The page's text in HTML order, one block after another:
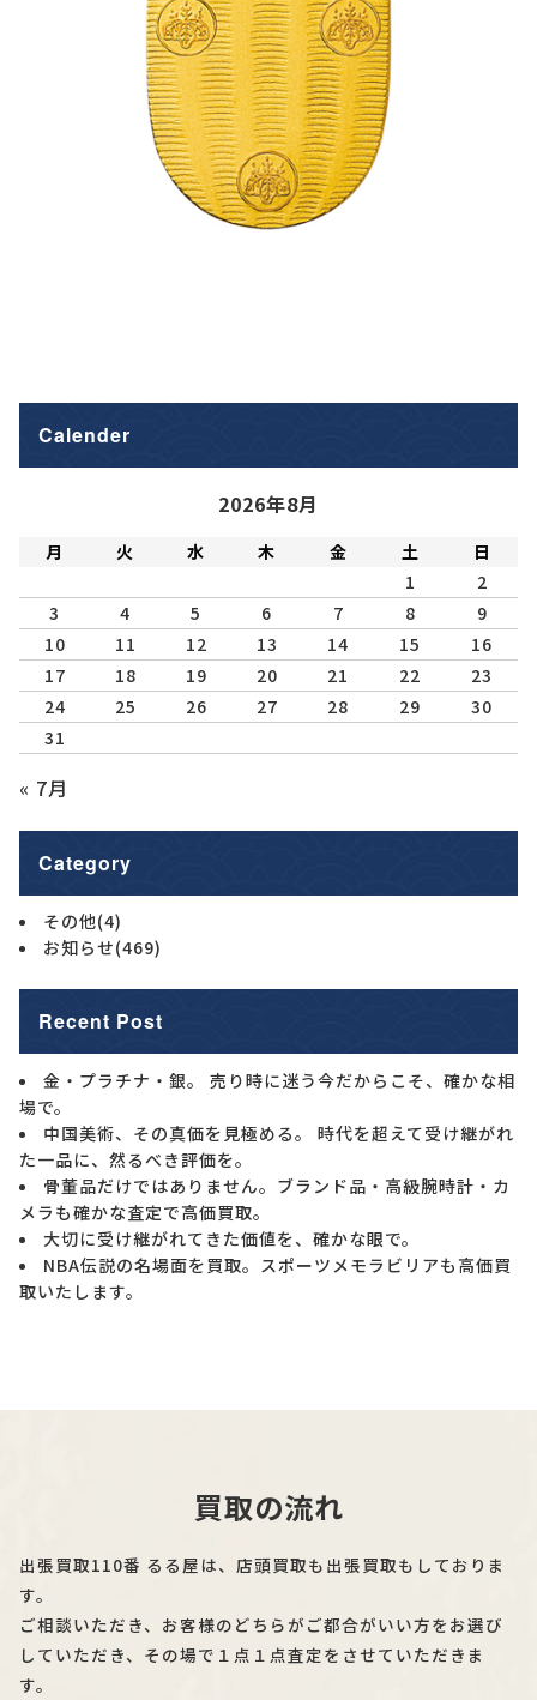
Calender
2026年8月
月 火 水 木 金 土
日
1
2
3
4 5 6 7 8
9
10
11 12 13 14 15
16
17
18 19 20 21 22
23
24
25 26 27 28 29
30
31
« 7月
Category
その他(4)
お知らせ(469)
Recent Post
金・プラチナ・銀。 売り時に迷う今だからこそ、確かな相
場で。
中国美術、その真価を見極める。 時代を超えて受け継がれ
た一品に、然るべき評価を。
骨董品だけではありません。ブランド品・高級腕時計・カ
メラも確かな査定で高価買取。
大切に受け継がれてきた価値を、確かな眼で。
NBA伝説の名場面を買取。スポーツメモラビリアも高価買
取いたします。
買取の流れ
出張買取110番 るる屋は、店頭買取も出張買取もしておりま
す。
ご相談いただき、お客様のどちらがご都合がいい方をお選び
していただき、その場で１点１点査定をさせていただきま
す。